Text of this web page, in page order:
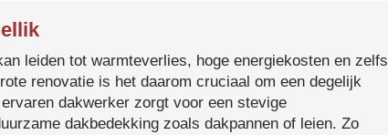
leiden tot warmteverlies, hoge energiekosten en zelfs
renovatie is het daarom cruciaal om een degelijk
dakwerker zorgt voor een stevige
dakbedekking zoals dakpannen of leien. Zo